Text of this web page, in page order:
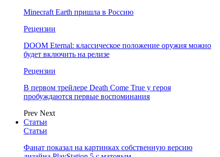
Minecraft Earth пришла в Россию
Рецензии
DOOM Eternal: классическое положение оружия можно
будет включить на релизе
Рецензии
В первом трейлере Death Come True у героя
пробуждаются первые воспоминания
Prev Next
Статьи
Статьи
Фанат показал на картинках собственную версию